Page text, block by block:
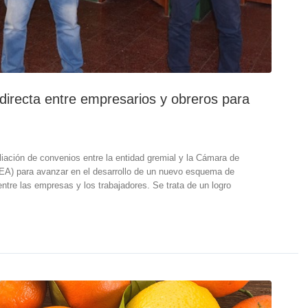
entre empresarios y obreros para
de convenios entre la entidad gremial y la Cámara de
para avanzar en el desarrollo de un nuevo esquema de
las empresas y los trabajadores. Se trata de un logro